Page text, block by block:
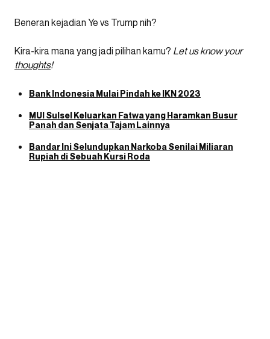
Beneran kejadian Ye vs Trump nih?
Kira-kira mana yang jadi pilihan kamu? Let us know your
thoughts!
Bank Indonesia Mulai Pindah ke IKN 2023
MUI Sulsel Keluarkan Fatwa yang Haramkan Busur
Panah dan Senjata Tajam Lainnya
Bandar Ini Selundupkan Narkoba Senilai Miliaran
Rupiah di Sebuah Kursi Roda